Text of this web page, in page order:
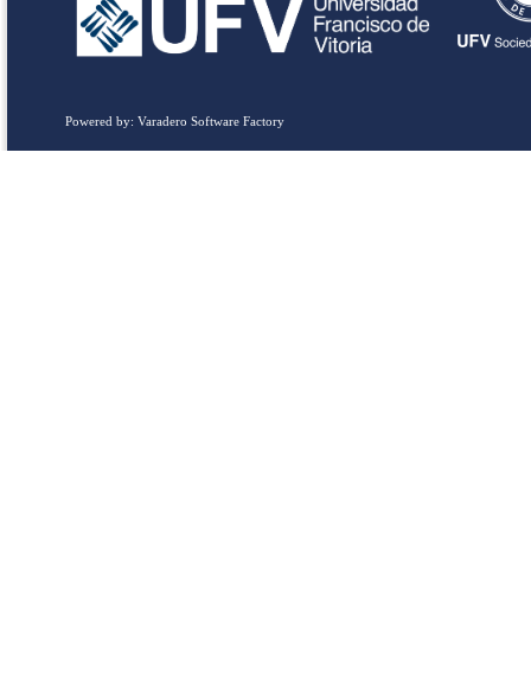
Powered by: Varadero Software Factory